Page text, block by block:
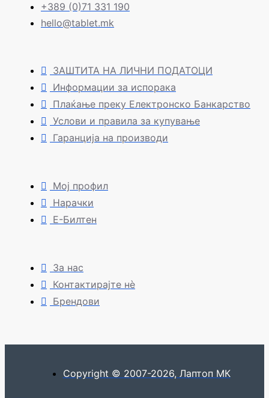
+389 (0)71 331 190
hello@tablet.mk
ЗАШТИТА НА ЛИЧНИ ПОДАТОЦИ
Информации за испорака
Плаќање преку Електронско Банкарство
Услови и правила за купување
Гаранција на производи
Мој профил
Нарачки
Е-Билтен
За нас
Контактирајте нè
Брендови
Copyright © 2007-2026, Лаптоп МК